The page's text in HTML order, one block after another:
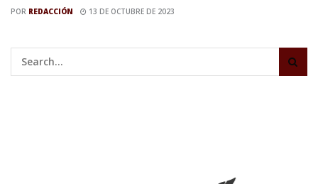
POR REDACCIÓN 13 DE OCTUBRE DE 2023